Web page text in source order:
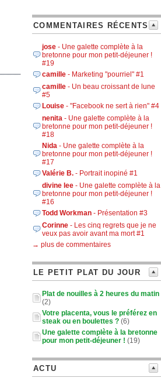
COMMENTAIRES RÉCENTS
jose - Une galette complète à la
bretonne pour mon petit-déjeuner !
#19
camille - Marketing "pourriel" #1
camille - Un beau croissant de lune
#5
Louise - "Facebook ne sert à rien" #4
nenita - Une galette complète à la
bretonne pour mon petit-déjeuner !
#18
Nida - Une galette complète à la
bretonne pour mon petit-déjeuner !
#17
Valérie B. - Portrait inopiné #1
divine lee - Une galette complète à la
bretonne pour mon petit-déjeuner !
#16
Todd Workman - Présentation #3
Corinne - Les cinq regrets que je ne
veux pas avoir avant ma mort #1
→ plus de commentaires
LE PETIT PLAT DU JOUR
Plat de nouilles à 2 heures du matin
(2)
Votre placenta, vous le préférez en
steak ou en boulettes ? (6)
Une galette complète à la bretonne
pour mon petit-déjeuner ! (19)
ACTU